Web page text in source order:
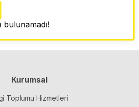
Kurumsal
Toplumu Hizmetleri